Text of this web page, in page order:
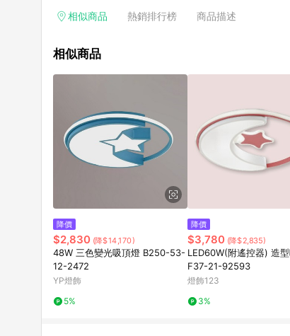
相似商品 熱銷排行榜 商品描述
相似商品
降價
$2,830 (降$14,170)
48W 三色變光吸頂燈 B250-53-
12-2472
YP燈飾
5%
降價
$3,780 (降$2,835)
LED60W(附遙控器) 造
F37-21-92593
燈飾123
3%